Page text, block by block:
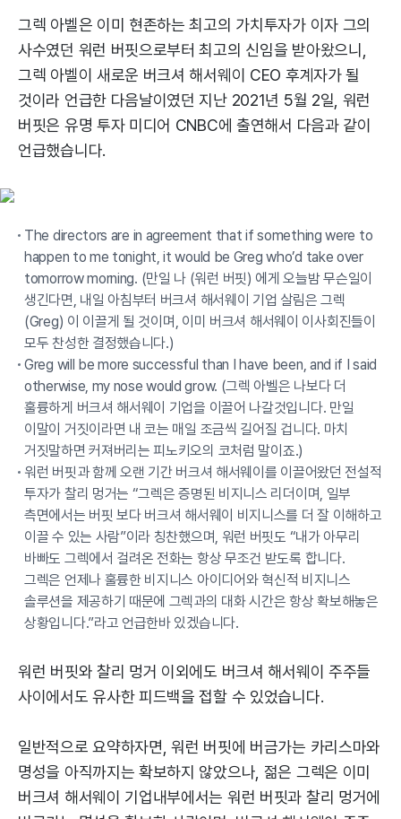
그렉 아벨은 이미 현존하는 최고의 가치투자가 이자 그의
사수였던 워런 버핏으로부터 최고의 신임을 받아왔으니,
그렉 아벨이 새로운 버크셔 해서웨이 CEO 후계자가 될
것이라 언급한 다음날이였던 지난 2021년 5월 2일, 워런
버핏은 유명 투자 미디어 CNBC에 출연해서 다음과 같이
언급했습니다.
The directors are in agreement that if something were to
happen to me tonight, it would be Greg who’d take over
tomorrow morning. (만일 나 (워런 버핏) 에게 오늘밤 무슨일이
생긴다면, 내일 아침부터 버크셔 해서웨이 기업 살림은 그렉
(Greg) 이 이끌게 될 것이며, 이미 버크셔 해서웨이 이사회진들이
모두 찬성한 결정했습니다.)
Greg will be more successful than I have been, and if I said
otherwise, my nose would grow. (그렉 아벨은 나보다 더
훌륭하게 버크셔 해서웨이 기업을 이끌어 나갈것입니다. 만일
이말이 거짓이라면 내 코는 매일 조금씩 길어질 겁니다. 마치
거짓말하면 커져버리는 피노키오의 코처럼 말이죠.)
워런 버핏과 함께 오랜 기간 버크셔 해서웨이를 이끌어왔던 전설적
투자가 찰리 멍거는 “그렉은 증명된 비지니스 리더이며, 일부
측면에서는 버핏 보다 버크셔 해서웨이 비지니스를 더 잘 이해하고
이끌 수 있는 사람”이라 칭찬했으며, 워런 버핏도 “내가 아무리
바빠도 그렉에서 걸려온 전화는 항상 무조건 받도록 합니다.
그렉은 언제나 훌륭한 비지니스 아이디어와 혁신적 비지니스
솔루션을 제공하기 때문에 그렉과의 대화 시간은 항상 확보해놓은
상황입니다.”라고 언급한바 있겠습니다.
워런 버핏와 찰리 멍거 이외에도 버크셔 해서웨이 주주들
사이에서도 유사한 피드백을 접할 수 있었습니다.
일반적으로 요약하자면, 워런 버핏에 버금가는 카리스마와
명성을 아직까지는 확보하지 않았으나, 젊은 그렉은 이미
버크셔 해서웨이 기업내부에서는 워런 버핏과 찰리 멍거에